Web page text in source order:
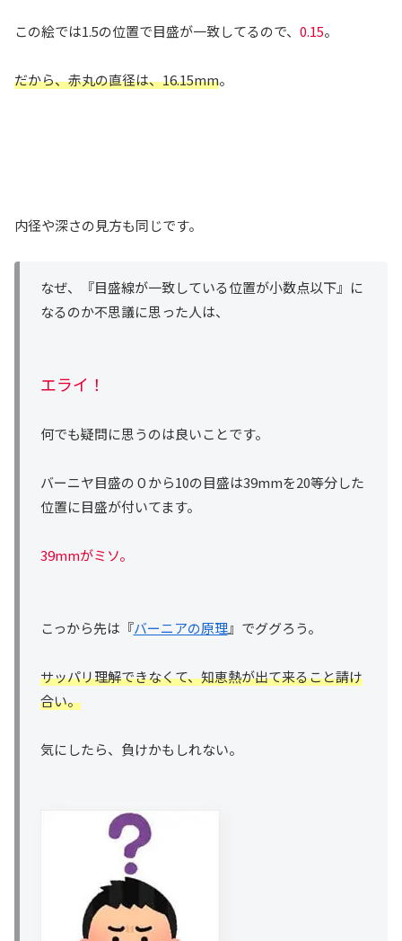
この絵では1.5の位置で目盛が一致してるので、 0.15。
だから、赤丸の直径は、16.15mm。
内径や深さの見方も同じです。
なぜ、『目盛線が一致している位置が小数点以下』に
なるのか不思議に思った人は、
エライ！
何でも疑問に思うのは良いことです。
バーニヤ目盛の０から10の目盛は39mmを20等分した
位置に目盛が付いてます。
39mmがミソ。
こっから先は『バーニアの原理』でググろう。
サッパリ理解できなくて、知恵熱が出て来ること請け
合い。
気にしたら、負けかもしれない。